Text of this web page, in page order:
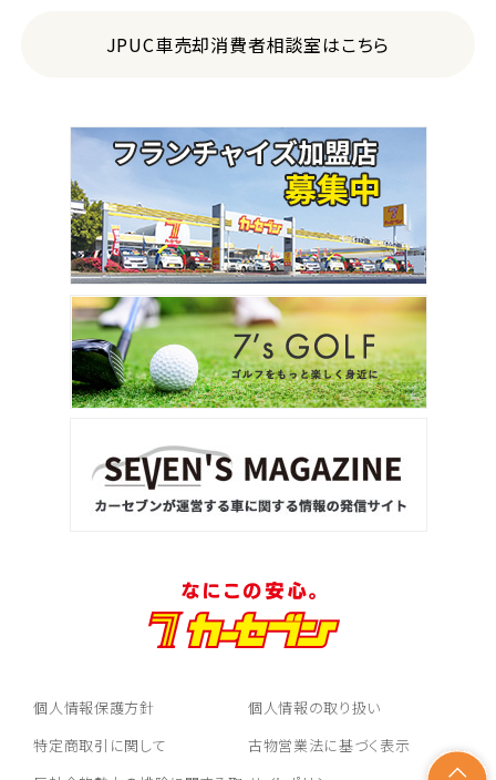
JPUC車売却消費者相談室はこちら
個人情報保護方針
個人情報の取り扱い
特定商取引に関して
古物営業法に基づく表示